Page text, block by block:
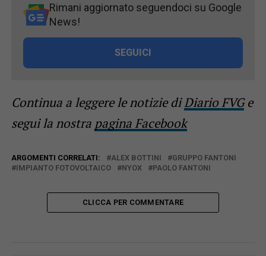
Rimani aggiornato seguendoci su Google
News!
SEGUICI
Continua a leggere le notizie diDiario FVGe
segui la nostra pagina Facebook
ARGOMENTI CORRELATI: ALEX BOTTINI
GRUPPO FANTONI
IMPIANTO FOTOVOLTAICO
NYOX PAOLO FANTONI
CLICCA PER COMMENTARE